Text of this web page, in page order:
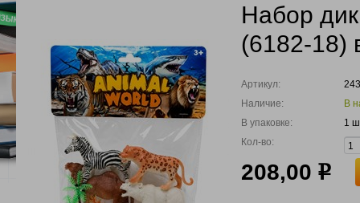
Набор
(6182-18)
Артикул:
Наличие:
В
В упаковке:
1
Кол-во:
208,00 р